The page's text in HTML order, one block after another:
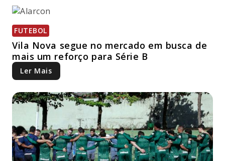
FUTEBOL
Vila Nova segue no mercado em busca de
mais um reforço para Série B
Ler Mais